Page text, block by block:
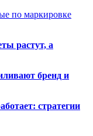
по маркировке
растут, а
бренд и
стратегии